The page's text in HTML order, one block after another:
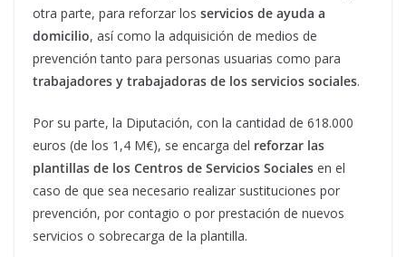
otra parte, para reforzar los servicios de ayuda a
domicilio, así como la adquisición de medios de
prevención tanto para personas usuarias como para
trabajadores y trabajadoras de los servicios sociales.
Por su parte, la Diputación, con la cantidad de 618.000
euros (de los 1,4 M€), se encarga del reforzar las
plantillas de los Centros de Servicios Sociales en el
caso de que sea necesario realizar sustituciones por
prevención, por contagio o por prestación de nuevos
servicios o sobrecarga de la plantilla.